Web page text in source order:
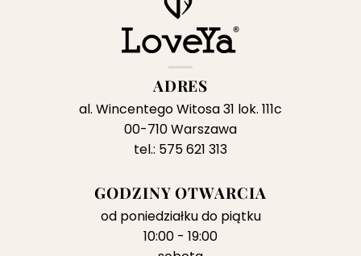
ADRES
al. Wincentego Witosa 31 lok. 111c
00-710 Warszawa
tel.: 575 621 313
GODZINY OTWARCIA
od poniedziałku do piątku
10:00 - 19:00